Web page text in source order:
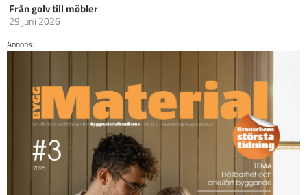
Från golv till möbler
29 juni 2026
Annons: